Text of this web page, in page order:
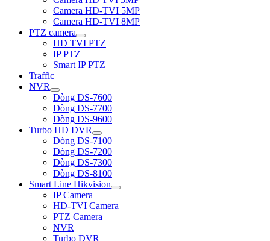
Camera HD-TVI 5MP
Camera HD-TVI 8MP
PTZ camera
HD TVI PTZ
IP PTZ
Smart IP PTZ
Traffic
NVR
Dòng DS-7600
Dòng DS-7700
Dòng DS-9600
Turbo HD DVR
Dòng DS-7100
Dòng DS-7200
Dòng DS-7300
Dòng DS-8100
Smart Line Hikvision
IP Camera
HD-TVI Camera
PTZ Camera
NVR
Turbo DVR